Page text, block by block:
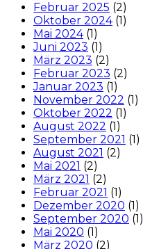
Februar 2025 (2)
Oktober 2024(1)
Mai 2024(1)
Juni 2023 (1)
März 2023 (2)
Februar 2023 (2)
Januar 2023 (1)
November 2022 (1)
Oktober 2022 (1)
August 2022 (1)
September 2021 (1)
August 2021 (2)
Mai 2021 (2)
März 2021 (2)
Februar 2021 (1)
Dezember 2020 (1)
September 2020 (1)
Mai 2020 (1)
März 2020 (2)